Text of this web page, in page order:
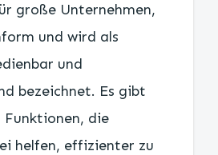
große Unternehmen,
und wird als
und
bezeichnet. Es gibt
Funktionen, die
helfen, effizienter zu